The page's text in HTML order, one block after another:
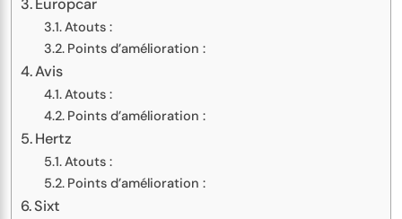
Europcar
Atouts :
Points d’amélioration :
Avis
Atouts :
Points d’amélioration :
Hertz
Atouts :
Points d’amélioration :
Sixt